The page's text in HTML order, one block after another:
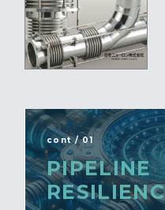
cont / 01
PIPELINE